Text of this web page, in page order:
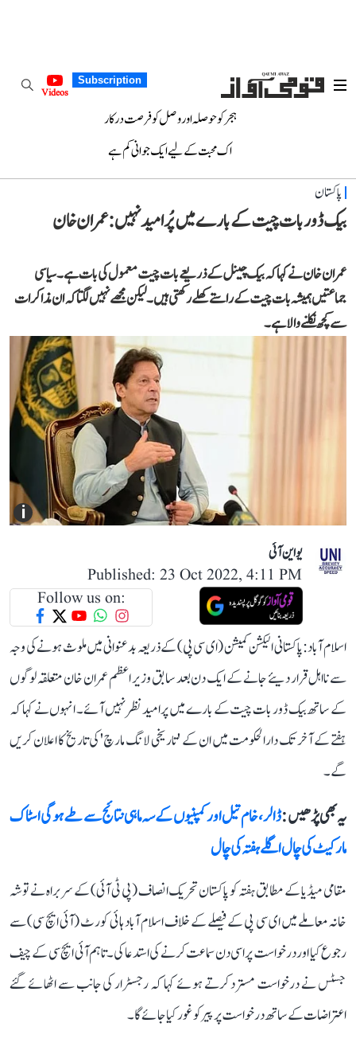
Subscription
Videos
ہجر کو حوصلہ اور وصل کو فرصت درکار
اک محبت کے لیے ایک جوانی کم ہے
پاکستان
بیک ڈور بات چیت کے بارے میں پُرامید نہیں: عمران خان
عمران خان نے کہا کہ بیک چینل کے ذریعے بات چیت معمول کی بات ہے۔ سیاسی
جماعتیں ہمیشہ بات چیت کے راستے کھلے رکھتی ہیں۔ لیکن مجھے نہیں لگتا کہ ان مذاکرات
سے کچھ نکلنے والا ہے۔
i
یو این آئی
Published: 23 Oct 2022, 4:11 PM
Follow us on:
اسلام آباد: پاکستانی الیکشن کمیشن (ای سی پی) کے ذریعہ بدعنوانی میں ملوث ہونے کی وجہ
سے نااہل قرار دیئے جانے کے ایک دن بعد سابق وزیر اعظم عمران خان متعلقہ لوگوں
کے ساتھ بیک ڈور بات چیت کے بارے میں پرامید نظر نہیں آئے۔ انہوں نے کہا کہ
ہفتے کے آخر تک دارالحکومت میں ان کے 'تاریخی لانگ مارچ' کی تاریخ کا اعلان کریں
گے۔
یہ بھی پڑھیں :ڈالر، خام تیل اور کمپنیوں کے سہ ماہی نتائج سے طے ہوگی اسٹاک
مارکیٹ کی چال اگلے ہفتہ کی چال
مقامی میڈیا کے مطابق ہفتہ کو پاکستان تحریک انصاف (پی ٹی آئی) کے سربراہ نے توشہ
خانہ معاملے میں ای سی پی کے فیصلے کے خلاف اسلام آباد ہائی کورٹ (آئی ایچ سی) سے
رجوع کیا اور درخواست پر اسی دن سماعت کرنے کی استدعا کی۔ تاہم آئی ایچ سی کے چیف
جسٹس نے درخواست مسترد کرتے ہوئے کہا کہ رجسٹرار کی جانب سے اٹھائے گئے
اعتراضات کے ساتھ درخواست پر پیر کو غور کیا جائے گا۔